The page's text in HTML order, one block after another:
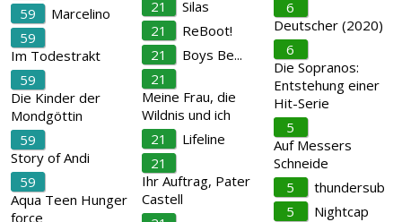
59
Marcelino
59
Im Todestrakt
59
Die Kinder der
Mondgöttin
59
Story of Andi
59
Aqua Teen Hunger
force
21
Silas
21
ReBoot!
21
Boys Be...
21
Meine Frau, die
Wildnis und ich
21
Lifeline
21
Ihr Auftrag, Pater
Castell
6
Deutscher (2020)
6
Die Sopranos:
Entstehung einer
Hit-Serie
5
Auf Messers
Schneide
5
thundersub
5
Nightcap